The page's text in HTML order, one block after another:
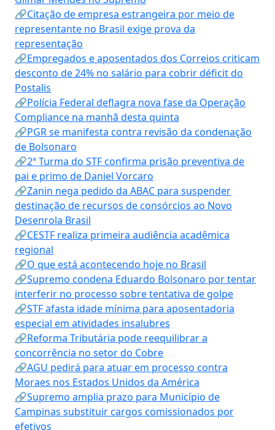
🔗Citação de empresa estrangeira por meio de
representante no Brasil exige prova da
representação
🔗Empregados e aposentados dos Correios criticam
desconto de 24% no salário para cobrir déficit do
Postalis
🔗Polícia Federal deflagra nova fase da Operação
Compliance na manhã desta quinta
🔗PGR se manifesta contra revisão da condenação
de Bolsonaro
🔗2ª Turma do STF confirma prisão preventiva de
pai e primo de Daniel Vorcaro
🔗Zanin nega pedido da ABAC para suspender
destinação de recursos de consórcios ao Novo
Desenrola Brasil
🔗CESTF realiza primeira audiência acadêmica
regional
🔗O que está acontecendo hoje no Brasil
🔗Supremo condena Eduardo Bolsonaro por tentar
interferir no processo sobre tentativa de golpe
🔗STF afasta idade mínima para aposentadoria
especial em atividades insalubres
🔗Reforma Tributária pode reequilibrar a
concorrência no setor do Cobre
🔗AGU pedirá para atuar em processo contra
Moraes nos Estados Unidos da América
🔗Supremo amplia prazo para Município de
Campinas substituir cargos comissionados por
efetivos